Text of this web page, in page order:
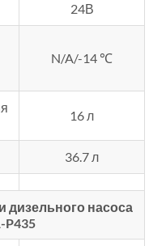
24В
N/A/-14 ℃
16 л
36.7 л
дизельного насоса
P435